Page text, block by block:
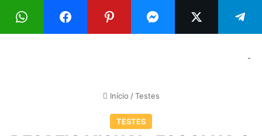
Menu
-
Início / Testes
TESTES